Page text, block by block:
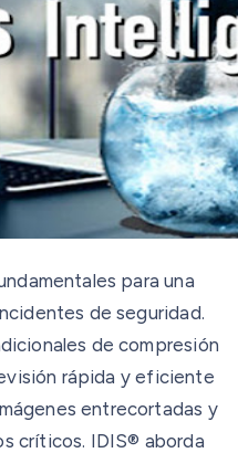
para una
de seguridad.
de compresión
rápida y eficiente
entrecortadas y
críticos. IDIS® aborda